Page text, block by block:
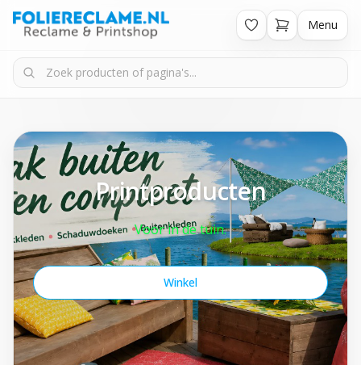
Menu
Printproducten
Voor in de tuin.
Winkel